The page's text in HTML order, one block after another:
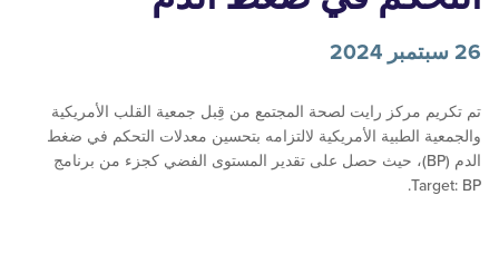
مركز رايت لصحة المجتمع من قِبل جمعية القلب الأمريكية
الطبية الأمريكية لالتزامه بتحسين معدلات التحكم في ضغط
الدم (BP)، حيث حصل على تقدير المستوى الفضي كجزء من برنامج